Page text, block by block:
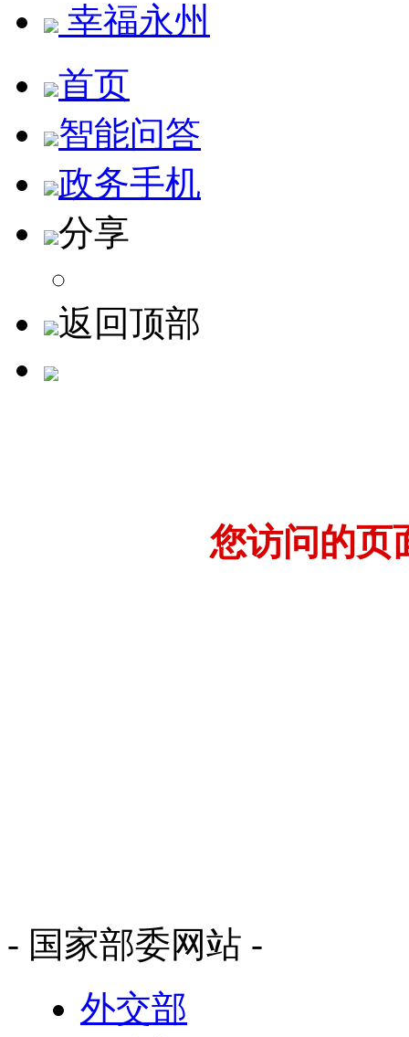
幸福永州
首页
智能问答
政务手机
分享
返回顶部
您访问的页
- 国家部委网站 -
外交部